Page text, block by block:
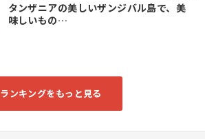
タンザニアの美しいザンジバル島で、美
味しいもの…
ランキングをもっと見る